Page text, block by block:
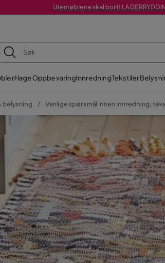
Utemøblene skal bort!
HageOppbevaringInnredningTekstiler
belysning Vanlige spørsmål innen innredning,